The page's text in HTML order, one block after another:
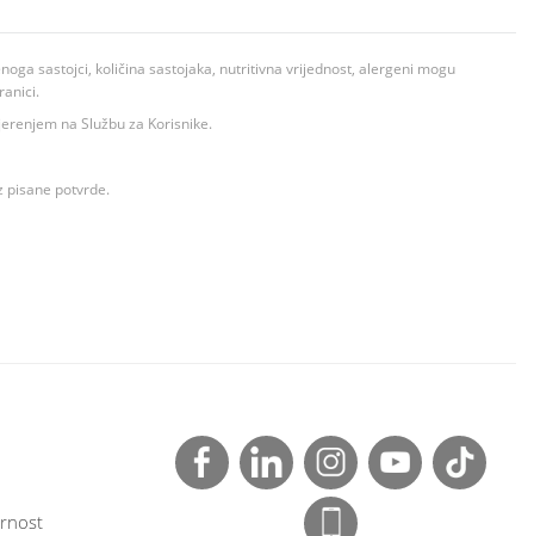
sastojci, količina sastojaka, nutritivna vrijednost, alergeni mogu
na Službu za Korisnike.
pisane potvrde.